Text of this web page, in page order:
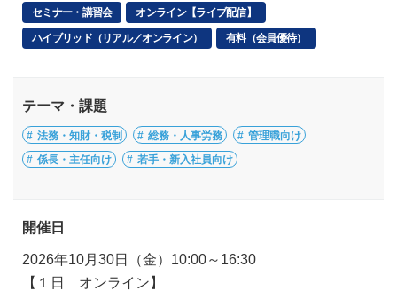
セミナー・講習会 オンライン【ライブ配信】
ハイブリッド（リアル／オンライン） 有料（会員優待）
テーマ・課題
法務・知財・税制 総務・人事労務 管理職向け
係長・主任向け 若手・新入社員向け
開催日
2026年10月30日（金）10:00～16:30
【１日 オンライン】